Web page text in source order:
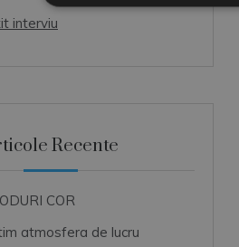
interviu
Recente
COR
atmosfera de lucru